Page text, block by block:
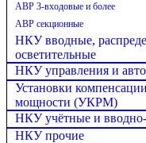
АВР 3-входовые и более
АВР секционные
НКУ вводные,
осветительные
НКУ управления и
Установки
мощности (УКРМ)
НКУ учётные и
НКУ прочие